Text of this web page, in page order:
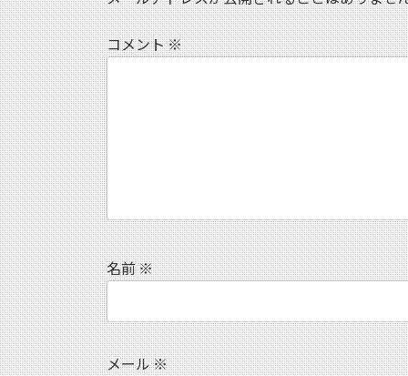
コメント※
名前※
メール※